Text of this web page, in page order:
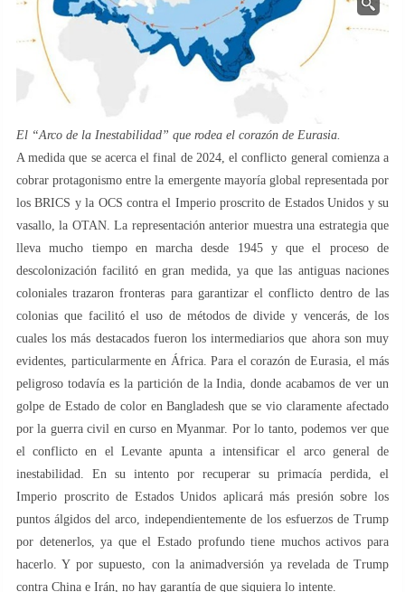
El “Arco de la Inestabilidad” que rodea el corazón de Eurasia.
A medida que se acerca el final de 2024, el conflicto general comienza a
cobrar protagonismo entre la emergente mayoría global representada por
los BRICS y la OCS contra el Imperio proscrito de Estados Unidos y su
vasallo, la OTAN. La representación anterior muestra una estrategia que
lleva mucho tiempo en marcha desde 1945 y que el proceso de
descolonización facilitó en gran medida, ya que las antiguas naciones
coloniales trazaron fronteras para garantizar el conflicto dentro de las
colonias que facilitó el uso de métodos de divide y vencerás, de los
cuales los más destacados fueron los intermediarios que ahora son muy
evidentes, particularmente en África. Para el corazón de Eurasia, el más
peligroso todavía es la partición de la India, donde acabamos de ver un
golpe de Estado de color en Bangladesh que se vio claramente afectado
por la guerra civil en curso en Myanmar. Por lo tanto, podemos ver que
el conflicto en el Levante apunta a intensificar el arco general de
inestabilidad. En su intento por recuperar su primacía perdida, el
Imperio proscrito de Estados Unidos aplicará más presión sobre los
puntos álgidos del arco, independientemente de los esfuerzos de Trump
por detenerlos, ya que el Estado profundo tiene muchos activos para
hacerlo. Y por supuesto, con la animadversión ya revelada de Trump
contra China e Irán, no hay garantía de que siquiera lo intente.